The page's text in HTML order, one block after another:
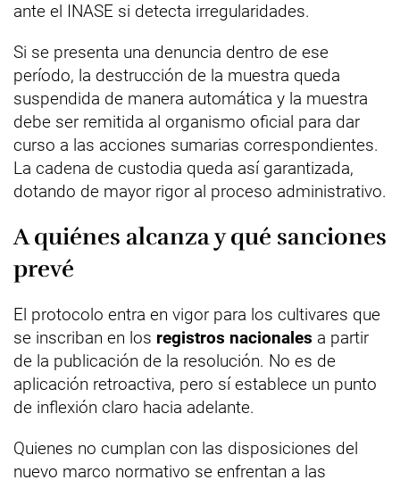
ante el INASE si detecta irregularidades.
Si se presenta una denuncia dentro de ese
período, la destrucción de la muestra queda
suspendida de manera automática y la muestra
debe ser remitida al organismo oficial para dar
curso a las acciones sumarias correspondientes.
La cadena de custodia queda así garantizada,
dotando de mayor rigor al proceso administrativo.
A quiénes alcanza y qué sanciones
prevé
El protocolo entra en vigor para los cultivares que
se inscriban en los registros nacionales a partir
de la publicación de la resolución. No es de
aplicación retroactiva, pero sí establece un punto
de inflexión claro hacia adelante.
Quienes no cumplan con las disposiciones del
nuevo marco normativo se enfrentan a las